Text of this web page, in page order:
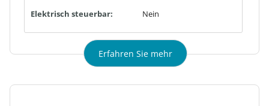
Elektrisch steuerbar: Nein
Erfahren Sie mehr